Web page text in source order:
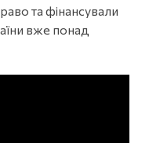
та фінансували
вже понад